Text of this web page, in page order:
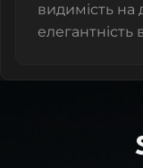
видимість на